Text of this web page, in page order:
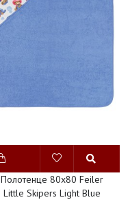
Полотенце 80x80 Feiler
Little Skipers Light Blue